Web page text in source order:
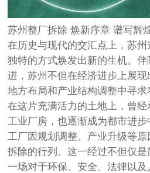
苏州整厂拆除 焕新序章 谱写辉
在历史与现代的交汇点上，苏
独特的方式焕发出新的生机。
进，苏州不但在经济进步上展
地方布局和产业结构调整中寻求
在这片充满活力的土地上，曾
工业厂房，也逐渐成为都市进步
工厂因规划调整、产业升级等
拆除的行列。这一经过不但仅
一场对于环保、安全、法律以及